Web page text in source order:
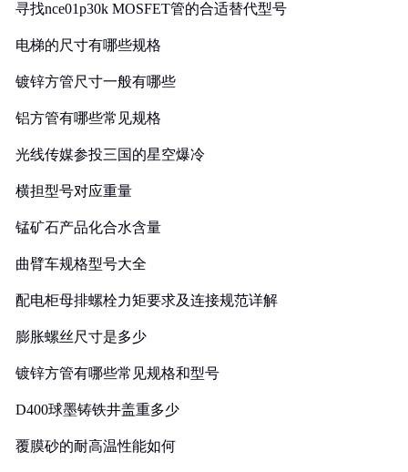
寻找nce01p30k MOSFET管的合适替代型号
电梯的尺寸有哪些规格
镀锌方管尺寸一般有哪些
铝方管有哪些常见规格
光线传媒参投三国的星空爆冷
横担型号对应重量
锰矿石产品化合水含量
曲臂车规格型号大全
配电柜母排螺栓力矩要求及连接规范详解
膨胀螺丝尺寸是多少
镀锌方管有哪些常见规格和型号
D400球墨铸铁井盖重多少
覆膜砂的耐高温性能如何